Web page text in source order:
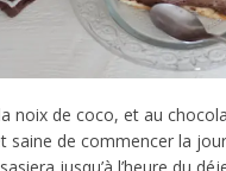
noix de coco, et au
saine de commencer la